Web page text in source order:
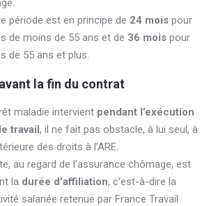
période est en principe de 24 mois pour
de moins de 55 ans et de 36 mois pour
de 55 ans et plus.
avant la fin du contrat
maladie intervient pendant l’exécution
travail, il ne fait pas obstacle, à lui seul, à
des droits à l’ARE.
au regard de l’assurance chômage, est
la durée d’affiliation, c’est-à-dire la
salariée retenue par France Travail